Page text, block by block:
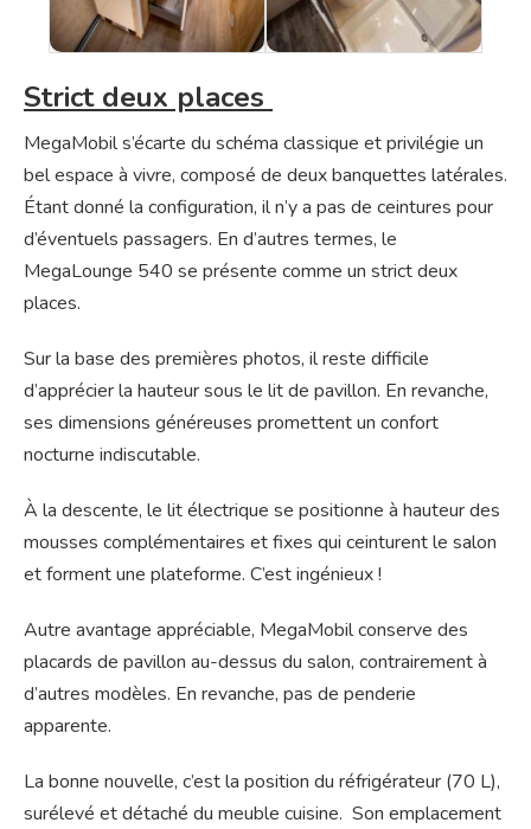
Strict deux places
MegaMobil s’écarte du schéma classique et privilégie un
bel espace à vivre, composé de deux banquettes latérales.
Étant donné la configuration, il n’y a pas de ceintures pour
d’éventuels passagers. En d’autres termes, le
MegaLounge 540 se présente comme un strict deux
places.
Sur la base des premières photos, il reste difficile
d’apprécier la hauteur sous le lit de pavillon. En revanche,
ses dimensions généreuses promettent un confort
nocturne indiscutable.
À la descente, le lit électrique se positionne à hauteur des
mousses complémentaires et fixes qui ceinturent le salon
et forment une plateforme. C’est ingénieux !
Autre avantage appréciable, MegaMobil conserve des
placards de pavillon au-dessus du salon, contrairement à
d’autres modèles. En revanche, pas de penderie
apparente.
La bonne nouvelle, c’est la position du réfrigérateur (70 L),
surélevé et détaché du meuble cuisine. Son emplacement